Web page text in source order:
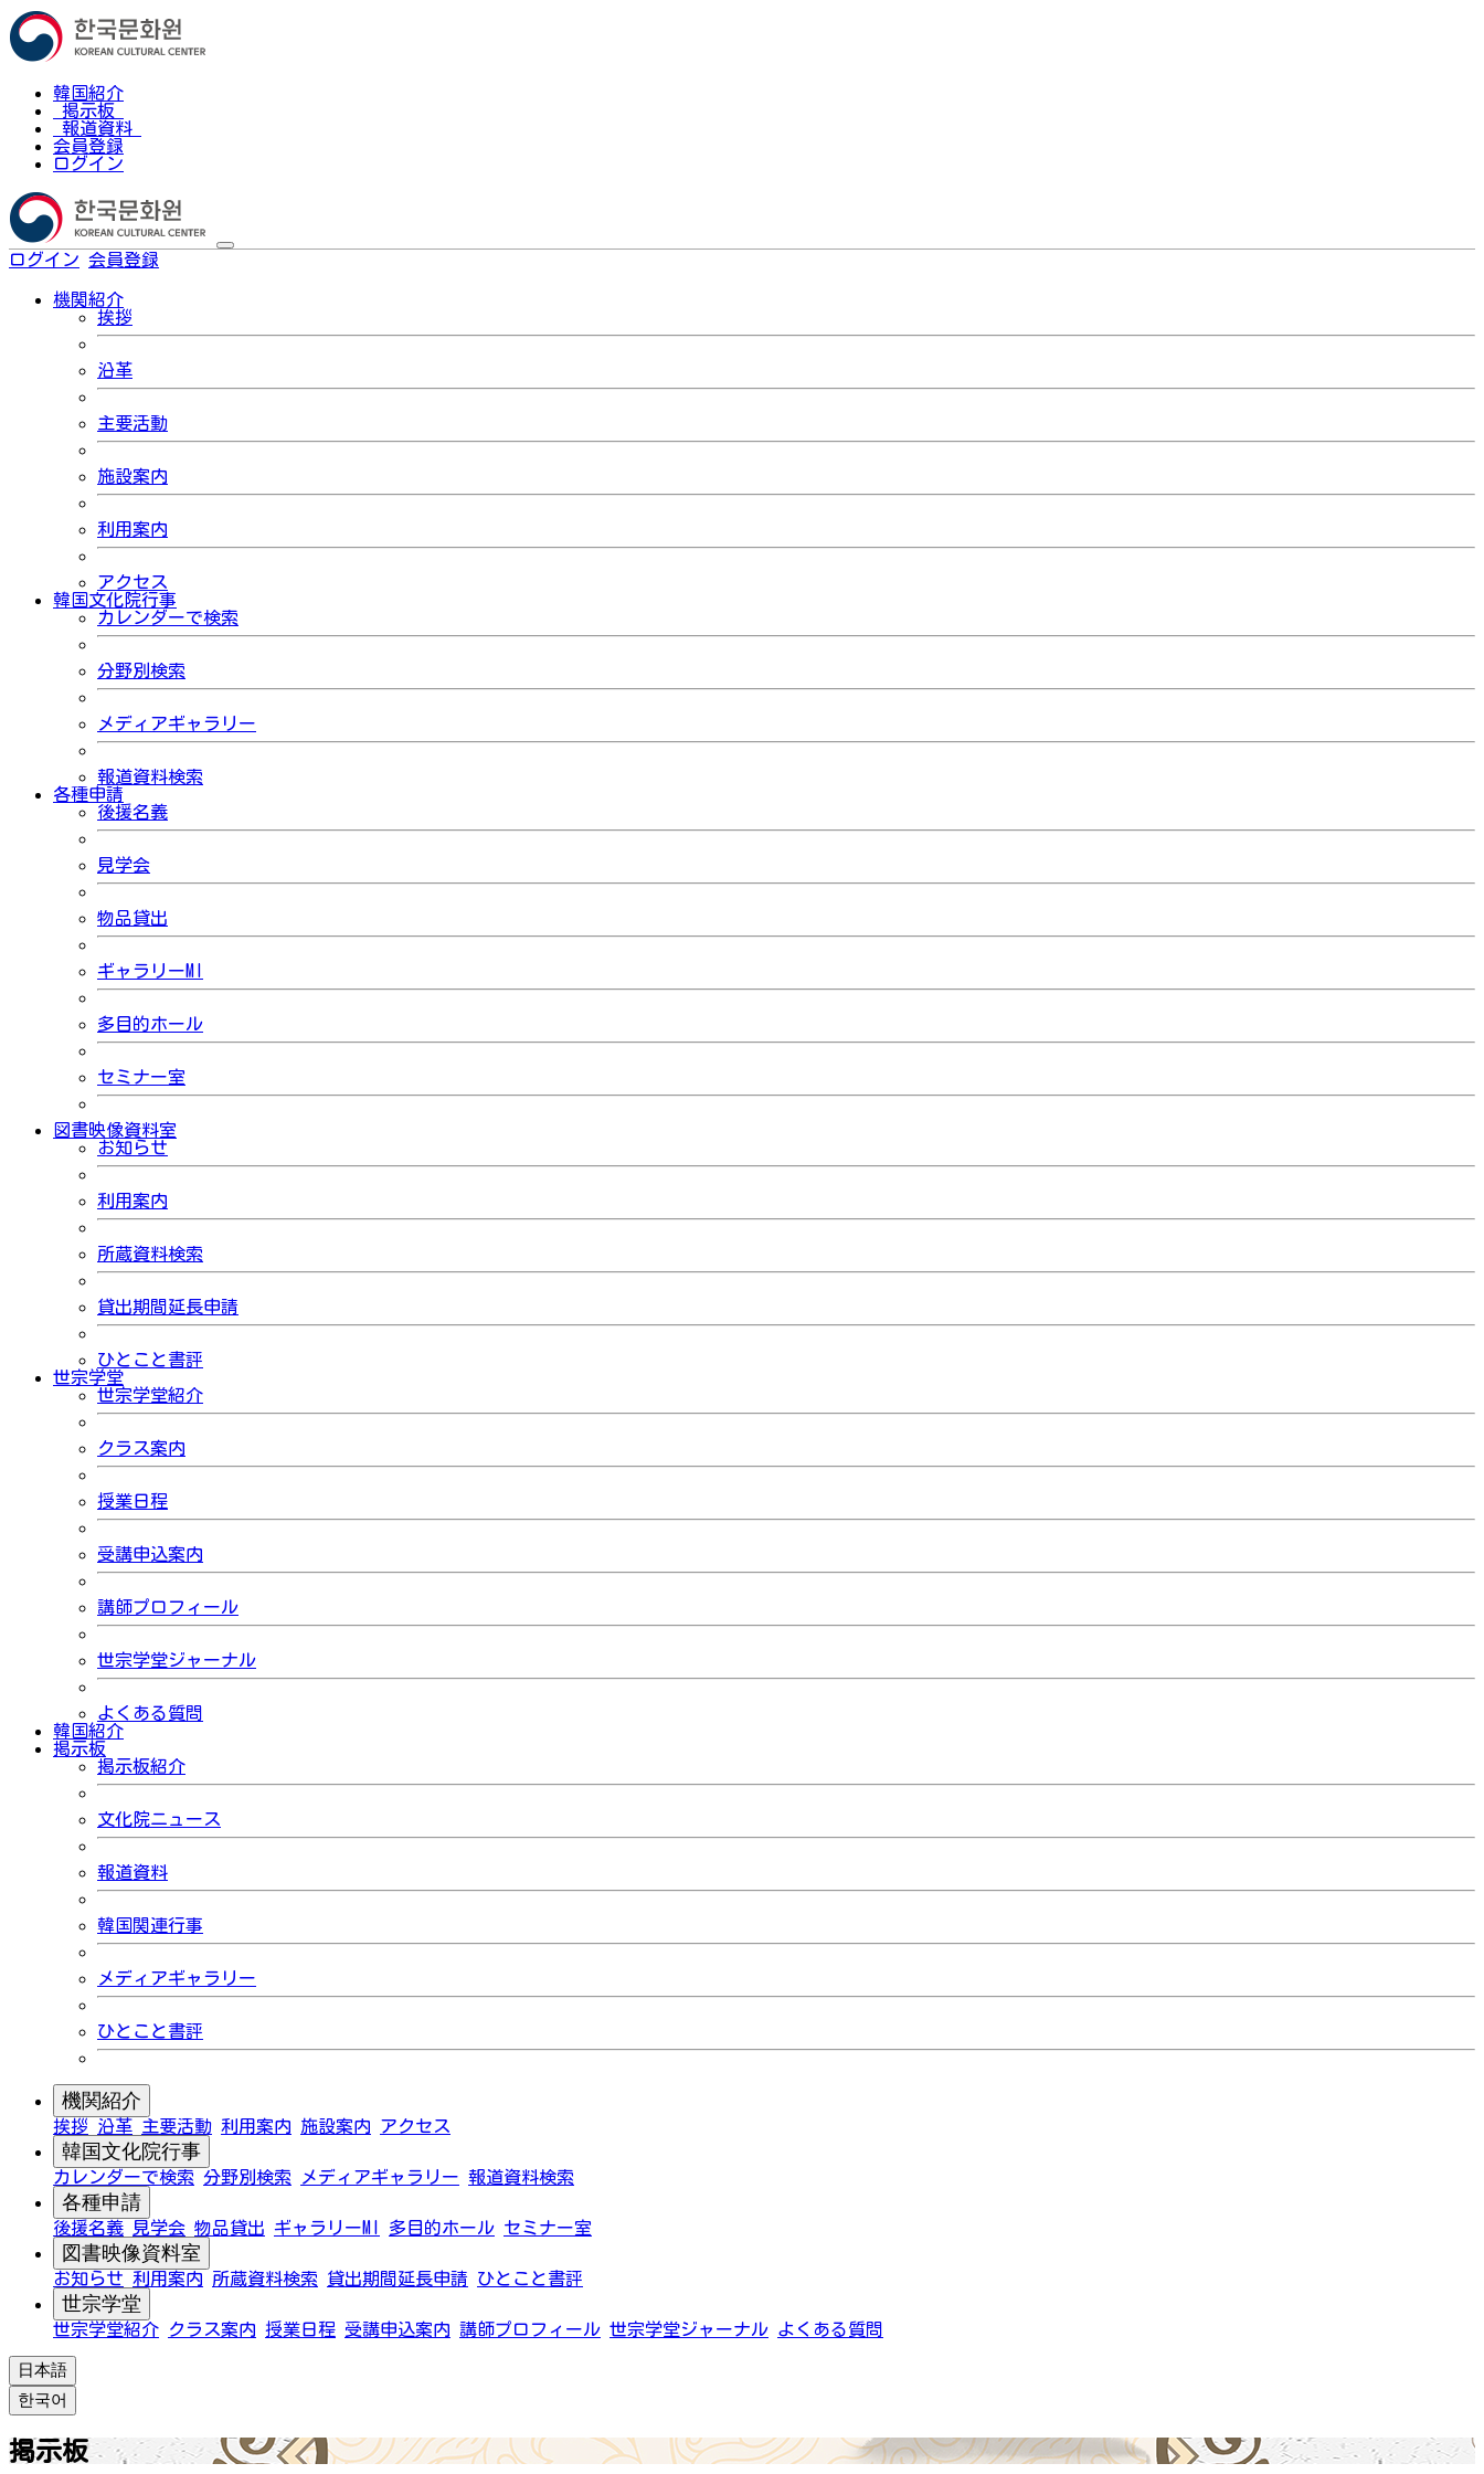
韓国紹介
掲示板
報道資料
会員登録
ログイン
ログイン 会員登録
機関紹介
挨拶
沿革
主要活動
施設案内
利用案内
アクセス
韓国文化院行事
カレンダーで検索
分野別検索
メディアギャラリー
報道資料検索
各種申請
後援名義
見学会
物品貸出
ギャラリーMI
多目的ホール
セミナー室
図書映像資料室
お知らせ
利用案内
所蔵資料検索
貸出期間延長申請
ひとこと書評
世宗学堂
世宗学堂紹介
クラス案内
授業日程
受講申込案内
講師プロフィール
世宗学堂ジャーナル
よくある質問
韓国紹介
掲示板
掲示板紹介
文化院ニュース
報道資料
韓国関連行事
メディアギャラリー
ひとこと書評
機関紹介
挨拶 沿革 主要活動 利用案内 施設案内 アクセス
韓国文化院行事
カレンダーで検索 分野別検索 メディアギャラリー 報道資料検索
各種申請
後援名義 見学会 物品貸出 ギャラリーMI 多目的ホール セミナー室
図書映像資料室
お知らせ 利用案内 所蔵資料検索 貸出期間延長申請 ひとこと書評
世宗学堂
世宗学堂紹介 クラス案内 授業日程 受講申込案内 講師プロフィール 世宗学堂ジャーナル よくある質問
日本語
한국어
掲示板